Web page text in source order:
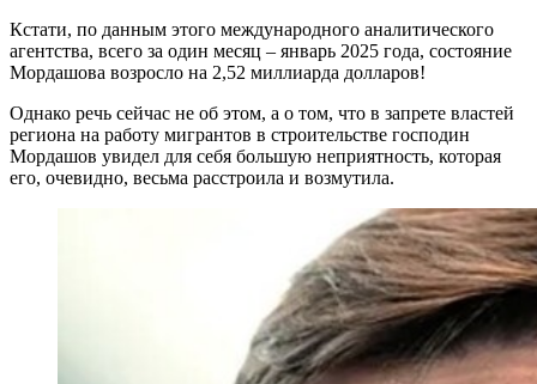
Кстати, по данным этого международного аналитического
агентства, всего за один месяц – январь 2025 года, состояние
Мордашова возросло на 2,52 миллиарда долларов!
Однако речь сейчас не об этом, а о том, что в запрете властей
региона на работу мигрантов в строительстве господин
Мордашов увидел для себя большую неприятность, которая
его, очевидно, весьма расстроила и возмутила.